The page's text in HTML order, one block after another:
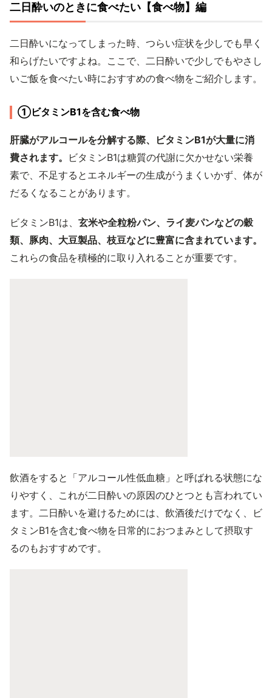
二日酔いのときに食べたい【食べ物】編
二日酔いになってしまった時、つらい症状を少しでも早く
和らげたいですよね。ここで、二日酔いで少しでもやさし
いご飯を食べたい時におすすめの食べ物をご紹介します。
①ビタミンB1を含む食べ物
肝臓がアルコールを分解する際、ビタミンB1が大量に消
費されます。
ビタミンB1は糖質の代謝に欠かせない栄養
素で、不足するとエネルギーの生成がうまくいかず、体が
だるくなることがあります。
ビタミンB1は、 玄米や全粒粉パン、ライ麦パンなどの穀
類、豚肉、大豆製品、枝豆などに豊富に含まれています。
これらの食品を積極的に取り入れることが重要です。
飲酒をすると「アルコール性低血糖」と呼ばれる状態にな
りやすく、これが二日酔いの原因のひとつとも言われてい
ます。二日酔いを避けるためには、飲酒後だけでなく、ビ
タミンB1を含む食べ物を日常的におつまみとして摂取す
るのもおすすめです。